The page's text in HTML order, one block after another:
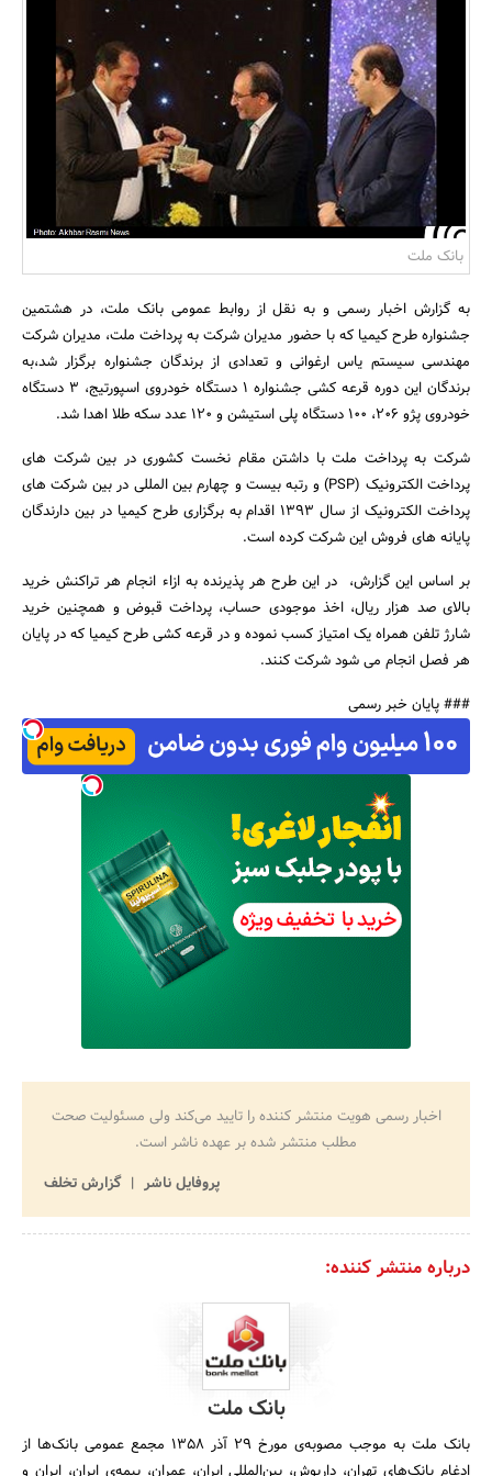
بانک، بیمه و سرمایه
مسکن و ساختمان
جستجو
بانک ملت
به گزارش اخبار رسمی و به نقل از روابط عمومی بانک ملت، در هشتمین
جشنواره طرح کیمیا که با حضور مدیران شرکت به پرداخت ملت، مدیران شرکت
مهندسی سیستم یاس ارغوانی و تعدادی از برندگان جشنواره برگزار شد،به
برندگان این دوره قرعه کشی جشنواره 1 دستگاه خودروی اسپورتیج، 3 دستگاه
خودروی پژو 206، 100 دستگاه پلی استیشن و 120 عدد سکه طلا اهدا شد.
شرکت به پرداخت ملت با داشتن مقام نخست کشوری در بین شرکت های
پرداخت الکترونیک (PSP) و رتبه بیست و چهارم بین المللی در بین شرکت های
پرداخت الکترونیک از سال 1393 اقدام به برگزاری طرح کیمیا در بین دارندگان
پایانه های فروش این شرکت کرده است.
بر اساس این گزارش، در این طرح هر پذیرنده به ازاء انجام هر تراکنش خرید
بالای صد هزار ریال، اخذ موجودی حساب، پرداخت قبوض و همچنین خرید
شارژ تلفن همراه یک امتیاز کسب نموده و در قرعه کشی طرح کیمیا که در پایان
هر فصل انجام می شود شرکت کنند.
### پایان خبر رسمی
اخبار رسمی هویت منتشر کننده را تایید می‌کند ولی مسئولیت صحت
مطلب منتشر شده بر عهده ناشر است.
پروفایل ناشر
گزارش تخلف
درباره منتشر کننده:
بانک ملت
بانک ملت به موجب مصوبه‌ی مورخ 29 آذر 1358 مجمع عمومی بانک‌ها از